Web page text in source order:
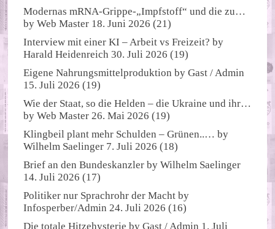
Modernas mRNA-Grippe-„Impfstoff“ und die zu…
byWeb Master 18. Juni 2026 (21)
Interview mit einer KI – Arbeit vs Freizeit? by
Harald Heidenreich 30. Juli 2026 (19)
Eigene Nahrungsmittelproduktion byGast / Admin
15. Juli 2026 (19)
Wie der Staat, so die Helden – die Ukraine und ihr…
byWeb Master 26. Mai 2026 (19)
Klingbeil plant mehr Schulden – Grünen..… by
Wilhelm Saelinger 7. Juli 2026 (18)
Brief an den Bundeskanzler byWilhelm Saelinger
14. Juli 2026 (17)
Politiker nur Sprachrohr der Macht by
Infosperber/Admin 24. Juli 2026 (16)
Die totale Hitzehysterie byGast / Admin 1. Juli